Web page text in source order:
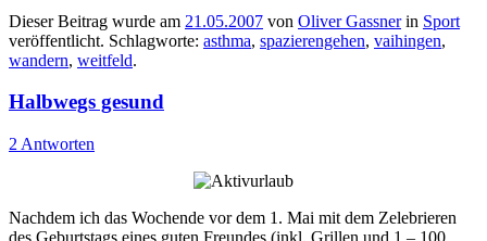
Dieser Beitrag wurde am 21.05.2007 von Oliver Gassnerin Sport
veröffentlicht. Schlagworte: asthma, spazierengehen, vaihingen,
wandern, weitfeld.
Halbwegs gesund
2 Antworten
Nachdem ich das Wochende vor dem 1. Mai mit dem Zelebrieren